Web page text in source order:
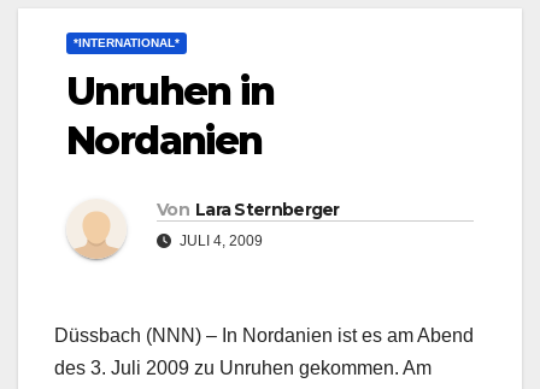
*INTERNATIONAL*
Unruhen in
Nordanien
Von Lara Sternberger
JULI 4, 2009
Düssbach (NNN) – In Nordanien ist es am Abend
des 3. Juli 2009 zu Unruhen gekommen. Am